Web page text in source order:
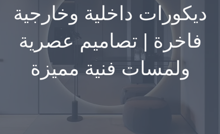
ديكورات داخلية وخارجية
فاخرة | تصاميم عصرية
ولمسات فنية مميزة